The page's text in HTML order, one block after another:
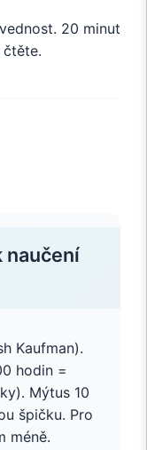
20 minut
čtěte.
naučení
Kaufman).
hodin =
Mýtus 10
špičku. Pro
méně.